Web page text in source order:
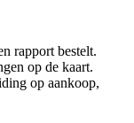
rapport bestelt.
op de kaart.
op aankoop,